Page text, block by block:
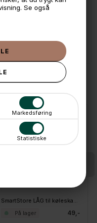
Se også
Markedsføring
Statistiske
7)
SmartStore LÅG til køleskabskasse str. Medium - BAMBUS
49,-
På lager